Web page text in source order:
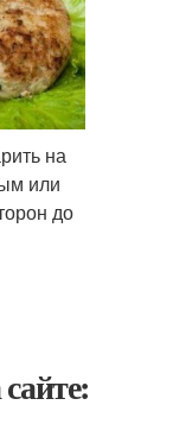
на
или
до